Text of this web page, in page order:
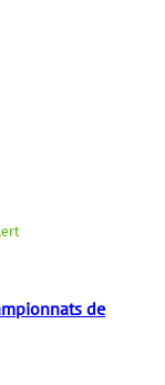
de